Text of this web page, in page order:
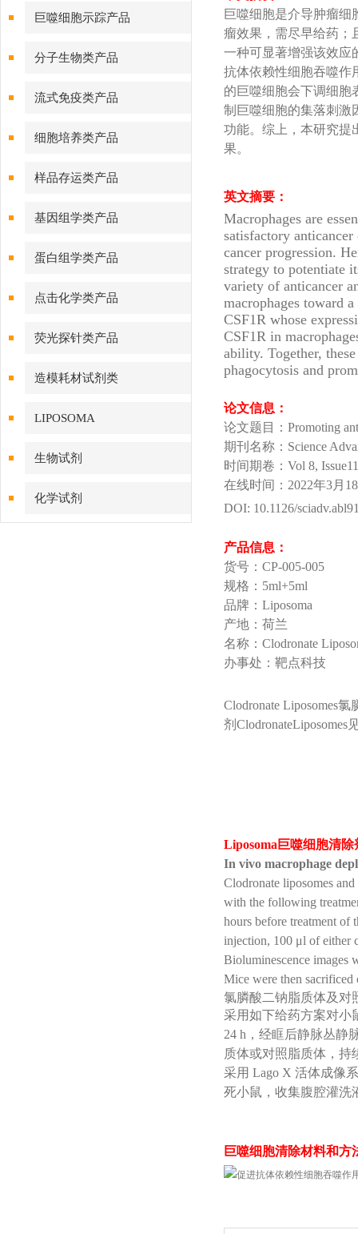
巨噬细胞示踪产品
分子生物类产品
流式免疫类产品
细胞培养类产品
样品存运类产品
基因组学类产品
蛋白组学类产品
点击化学类产品
荧光探针类产品
造模耗材试剂类
LIPOSOMA
生物试剂
化学试剂
巨噬细胞是介导肿瘤细
瘤效果，需尽早给药；
一种可显著增强该效应
抗体依赖性细胞吞噬作
的巨噬细胞会下调细胞
制巨噬细胞的集落刺激
功能。综上，本研究提
果。
英文摘要：
Macrophages are
satisfactory
cancer progression.
strategy to potentiate
variety of anticancer
macrophages toward
CSF1R whose
CSF1R in
ability. Together,
phagocytosis and
论文信息：
论文题目：Promoting
期刊名称：Science
时间期卷：Vol 8,
在线时间：2022年3月
DOI: 10.1126/
产品信息：
货号：CP-005-005
规格：5ml+5ml
品牌：Liposoma
产地：荷兰
名称：Clodronate
办事处：靶点科技
Clodronate Liposomes
剂ClodronateLiposomes
Liposoma巨噬细胞清
In vivo macrophage
Clodronate liposomes
with the following
hours before treatment of
injection, 100 μl of either
Bioluminescence images
Mice were then
氯膦酸二钠脂质体及对
采用如下给药方案对小
24 h，经眶后静脉丛静
质体或对照脂质体，持
采用 Lago X 活体成像
死小鼠，收集腹腔灌洗
巨噬细胞清除材料和